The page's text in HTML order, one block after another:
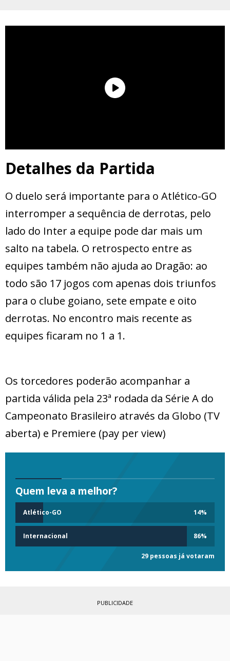
Detalhes da Partida
O duelo será importante para o Atlético-GO
interromper a sequência de derrotas, pelo
lado do Inter a equipe pode dar mais um
salto na tabela. O retrospecto entre as
equipes também não ajuda ao Dragão: ao
todo são 17 jogos com apenas dois triunfos
para o clube goiano, sete empate e oito
derrotas. No encontro mais recente as
equipes ficaram no 1 a 1.
Os torcedores poderão acompanhar a
partida válida pela 23ª rodada da Série A do
Campeonato Brasileiro através da Globo (TV
aberta) e Premiere (pay per view)
Quem leva a melhor?
Atlético-GO 14%
Internacional 86%
29 pessoas já votaram
PUBLICIDADE